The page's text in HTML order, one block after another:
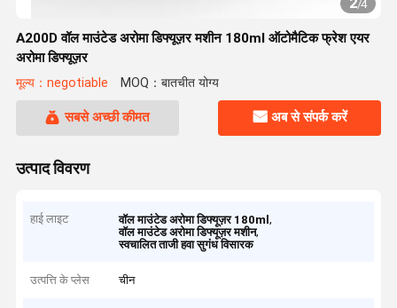
2/4
A200D वॉल माउंटेड अरोमा डिफ्यूज़र मशीन 180ml ऑटोमैटिक फ्रेश एयर
अरोमा डिफ्यूज़र
मूल्य：negotiable MOQ：बातचीत योग्य
सबसे अच्छी कीमत अब से संपर्क करें
उत्पाद विवरण
हाई लाइट वॉल माउंटेड अरोमा डिफ्यूज़र 180ml,
वॉल माउंटेड अरोमा डिफ्यूज़र मशीन,
स्वचालित ताजी हवा सुगंध विसारक
उत्पत्ति के प्लेस चीन